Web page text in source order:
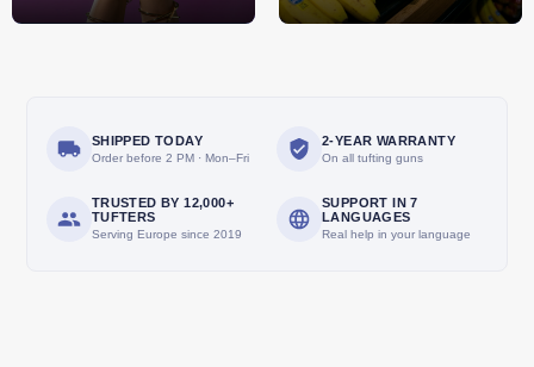
SHIPPED TODAY
Order before 2 PM · Mon–Fri
2-YEAR WARRANTY
On all tufting guns
TRUSTED BY 12,000+
TUFTERS
Serving Europe since 2019
SUPPORT IN 7
LANGUAGES
Real help in your language